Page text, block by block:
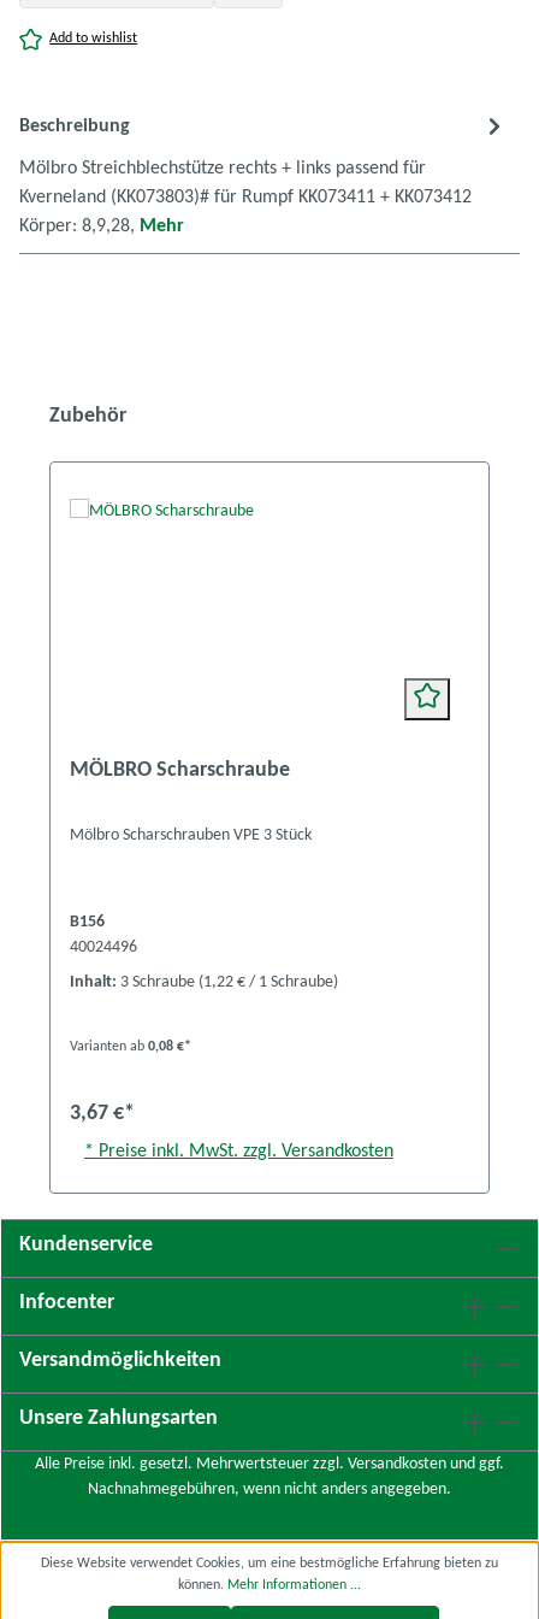
Add to wishlist
Beschreibung
Mölbro Streichblechstütze rechts + links passend für
Kverneland (KK073803)# für Rumpf KK073411 + KK073412
Körper: 8,9,28, Mehr
Produktgalerie überspringen
Zubehör
MÖLBRO Scharschraube
Mölbro Scharschrauben VPE 3 Stück
B156
40024496
Inhalt: 3 Schraube (1,22 € / 1 Schraube)
Varianten ab 0,08 €*
3,67 €*
* Preise inkl. MwSt. zzgl. Versandkosten
Kundenservice
Infocenter
Versandmöglichkeiten
Unsere Zahlungsarten
Alle Preise inkl. gesetzl. Mehrwertsteuer zzgl. Versandkosten und ggf.
Nachnahmegebühren, wenn nicht anders angegeben.
Diese Website verwendet Cookies, um eine bestmögliche Erfahrung bieten zu
können. Mehr Informationen ...